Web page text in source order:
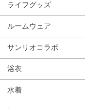
ライフグッズ
ルームウェア
サンリオコラボ
浴衣
水着